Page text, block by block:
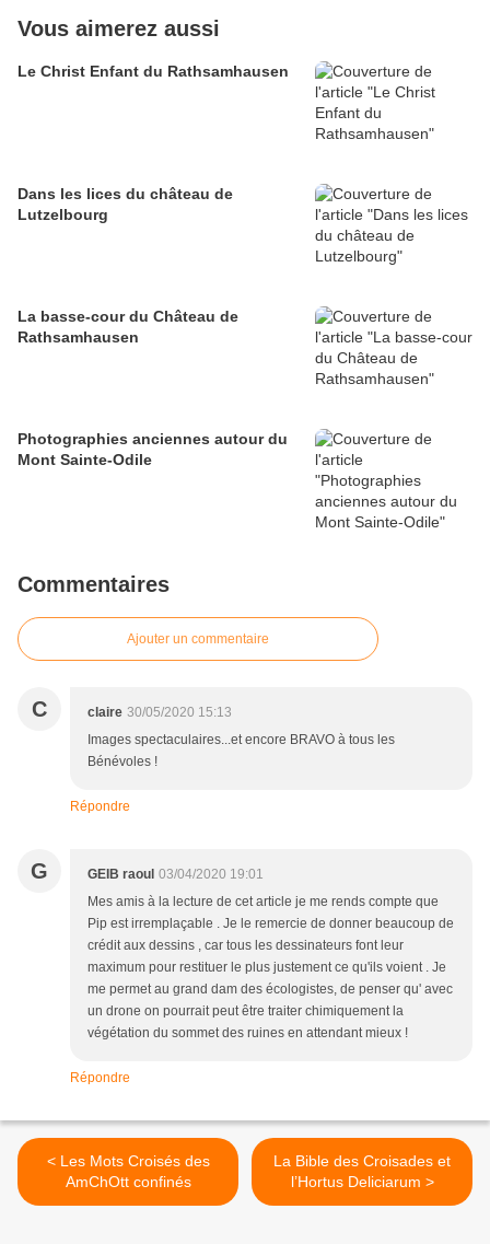
Vous aimerez aussi
Le Christ Enfant du Rathsamhausen
Dans les lices du château de
Lutzelbourg
La basse-cour du Château de
Rathsamhausen
Photographies anciennes autour du
Mont Sainte-Odile
Commentaires
Ajouter un commentaire
C claire 30/05/2020 15:13
Images spectaculaires...et encore BRAVO à tous les
Bénévoles !
Répondre
G GEIB raoul 03/04/2020 19:01
Mes amis à la lecture de cet article je me rends compte que
Pip est irremplaçable . Je le remercie de donner beaucoup de
crédit aux dessins , car tous les dessinateurs font leur
maximum pour restituer le plus justement ce qu'ils voient . Je
me permet au grand dam des écologistes, de penser qu' avec
un drone on pourrait peut être traiter chimiquement la
végétation du sommet des ruines en attendant mieux !
Répondre
< Les Mots Croisés des
AmChOtt confinés
La Bible des Croisades et
l’Hortus Deliciarum >